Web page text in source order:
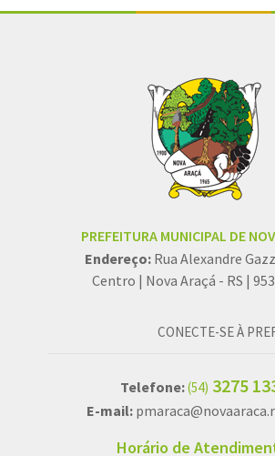
PREFEITURA MUNICIPAL DE
Endereço: Rua Alexandre
Centro | Nova Araçá - RS |
CONECTE-SE À
Telefone:(54) 3275
E-mail:
Horário de